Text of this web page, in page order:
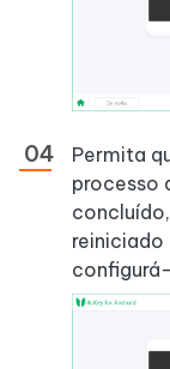
Permita
processo